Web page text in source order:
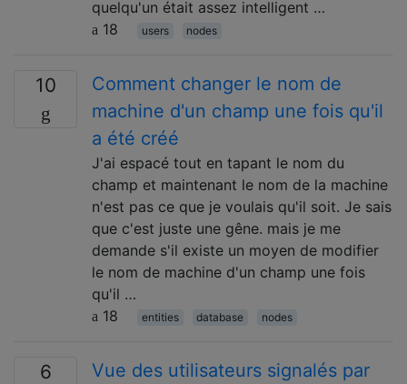
quelqu'un était assez intelligent …
18
users nodes
10
Comment changer le nom de
machine d'un champ une fois qu'il
a été créé
J'ai espacé tout en tapant le nom du
champ et maintenant le nom de la machine
n'est pas ce que je voulais qu'il soit. Je sais
que c'est juste une gêne. mais je me
demande s'il existe un moyen de modifier
le nom de machine d'un champ une fois
qu'il …
18
entities database nodes
6
Vue des utilisateurs signalés par